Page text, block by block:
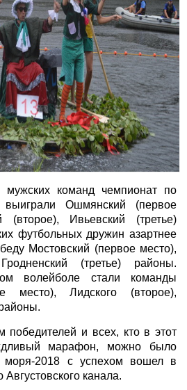
команд чемпионат по
выиграли Ошмянский (первое
(второе), Ивьевский (третье)
футбольных дружин азартнее
Мостовский (первое место),
(третье) районы.
волейболе стали команды
место), Лидского (второе),
победителей и всех, кто в этот
марафон, можно было
моря-2018 с успехом вошел в
канала.